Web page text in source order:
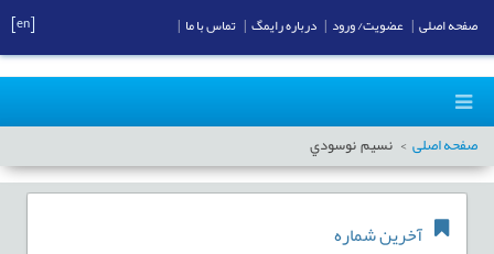
صفحه اصلی نسيم نوسودي
آخرین شماره
صفحه اصلی عضویت/ ورود درباره رایمگ تماس با ما